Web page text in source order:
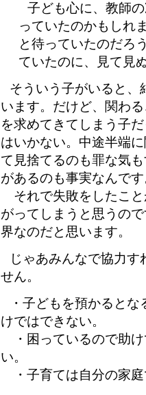
子ども心に、教師
っていたのかもしれ
と待っていたのだろ
ていたのに、見て見
そういう子がいると、
います。だけど、関わ
を求めてきてしまう子
はいかない。中途半端
て見捨てるのも罪な気
があるのも事実なんで
それで失敗をしたこと
がってしまうと思うの
界なのだと思います。
じゃあみんなで協力
せん。
・子どもを預かると
けではできない。
・困っているので助け
い。
・子育ては自分の家